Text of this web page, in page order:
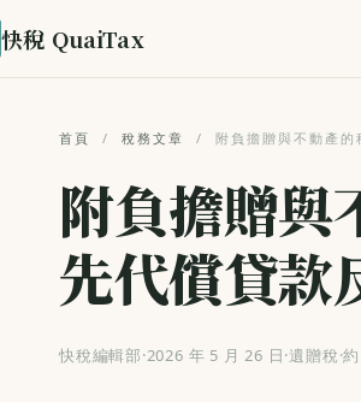
快稅 QuaiTax
首頁 / 稅務文章 / 附負擔贈與不動產的
附負擔贈與
先代償貸款
快稅編輯部·2026 年 5 月 26 日·遺贈稅·